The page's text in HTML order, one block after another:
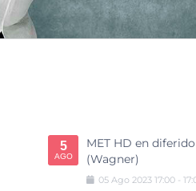
5
AGO
MET HD en
(Wagner)
05 Ago 2023 17:00 -